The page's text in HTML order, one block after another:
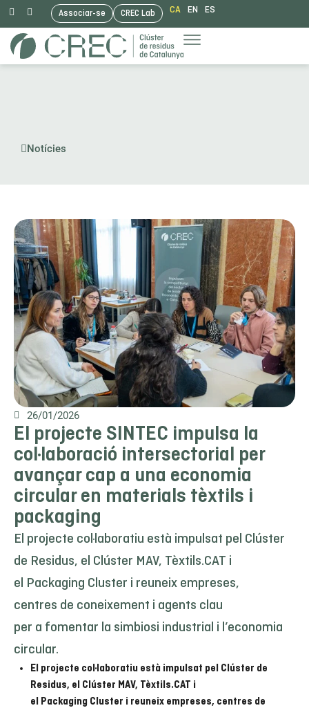
Vés
al
Associar-se CREC Lab CA EN ES
Notícies
26/01/2026
El projecte SINTEC impulsa la
col·laboració intersectorial per
avançar cap a una economia
circular en materials tèxtils i
packaging
El projecte col·laboratiu està impulsat pel Clúster
de Residus, el Clúster MAV, Tèxtils.CAT i
el Packaging Cluster i reuneix empreses,
centres de coneixement i agents clau
per a fomentar la simbiosi industrial i l’economia
circular.
El projecte col·laboratiu està impulsat pel Clúster de
Residus, el Clúster MAV, Tèxtils.CAT i
el Packaging Cluster i reuneix empreses, centres de